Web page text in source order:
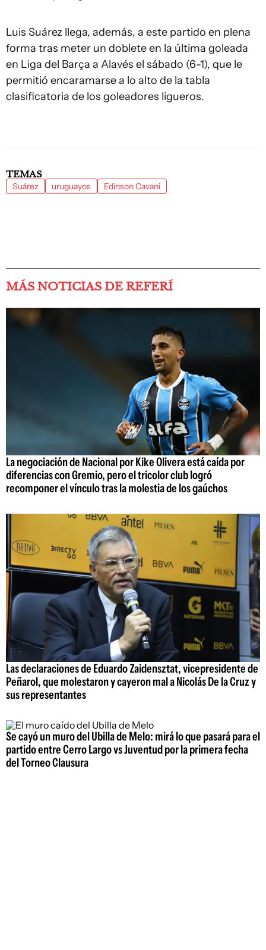
Luis Suárez llega, además, a este partido en plena
forma tras meter un doblete en la última goleada
en Liga del Barça a Alavés el sábado (6-1), que le
permitió encaramarse a lo alto de la tabla
clasificatoria de los goleadores ligueros.
TEMAS
Suárez uruguayos Edinson Cavani
MÁS NOTICIAS DE REFERÍ
La negociación de Nacional por Kike Olivera está caída por
diferencias con Gremio, pero el tricolor club logró
recomponer el vínculo tras la molestia de los gaúchos
Las declaraciones de Eduardo Zaidensztat, vicepresidente de
Peñarol, que molestaron y cayeron mal a Nicolás De la Cruz y
sus representantes
Se cayó un muro del Ubilla de Melo: mirá lo que pasará para el
partido entre Cerro Largo vs Juventud por la primera fecha
del Torneo Clausura